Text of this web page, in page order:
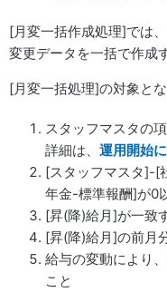
[月変一括作成処理]では
変更データを一括で作成
[月変一括処理]の対象と
スタッフマスタの
詳細は、 運用開始
[スタッフマスタ]-[
年金-標準報酬]が0
[昇(降)給月]が一致
[昇(降)給月]の前月
給与の変動により
こと